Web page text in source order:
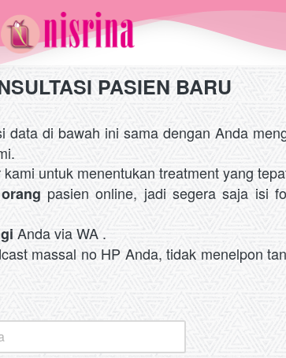
PASIEN BARU
data di bawah ini sama dengan Anda
kami untuk menentukan treatment yang
pasien online, jadi segera saja isi
Anda via WA .
massal no HP Anda, tidak menelpon